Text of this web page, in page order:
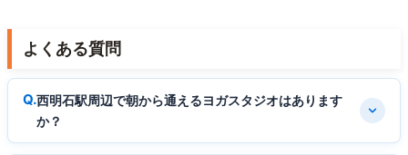
よくある質問
西明石駅周辺で朝から通えるヨガスタジオはあります
か？